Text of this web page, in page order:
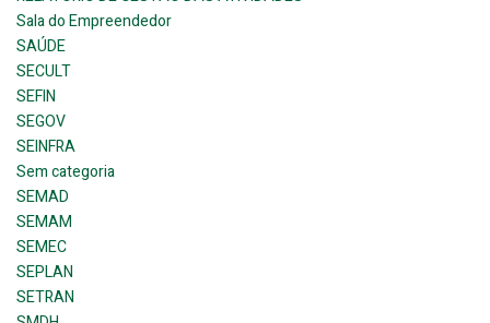
Sala do Empreendedor
SAÚDE
SECULT
SEFIN
SEGOV
SEINFRA
Sem categoria
SEMAD
SEMAM
SEMEC
SEPLAN
SETRAN